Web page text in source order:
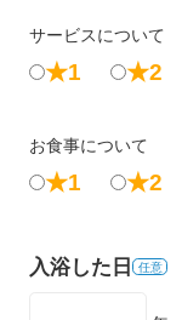
サービスについて
★1 ★2
お食事について
★1 ★2
入浴した日 任意